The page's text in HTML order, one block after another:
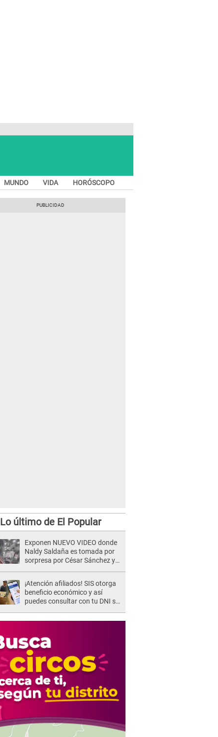
MUNDO VIDA HORÓSCOPO
Lo último de El Popular
Exponen NUEVO VIDEO donde
Naldy Saldaña es tomada por
sorpresa por César Sánchez y
¡Atención afiliados! SIS otorga
beneficio económico y así
puedes consultar con tu DNI si